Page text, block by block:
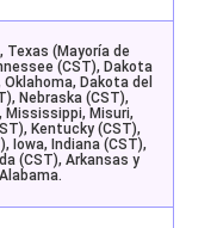
Texas (Mayoría de
(CST), Dakota
Oklahoma, Dakota del
Nebraska (CST),
Mississippi, Misuri,
Kentucky (CST),
Iowa, Indiana (CST),
(CST), Arkansas y
Alabama.